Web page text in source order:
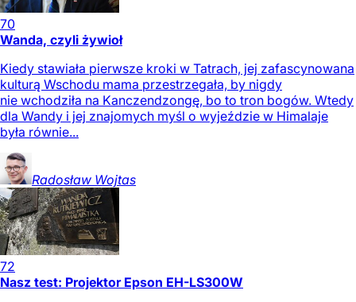
70
Wanda, czyli żywioł
Kiedy stawiała pierwsze kroki w Tatrach, jej zafascynowana
kulturą Wschodu mama przestrzegała, by nigdy
nie wchodziła na Kanczendzongę, bo to tron bogów. Wtedy
dla Wandy i jej znajomych myśl o wyjeździe w Himalaje
była równie...
Radosław Wojtas
72
Nasz test: Projektor Epson EH-LS300W